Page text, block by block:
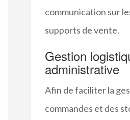
communication sur
supports de vente.
Gestion
administrative
Afin de faciliter la
commandes et des